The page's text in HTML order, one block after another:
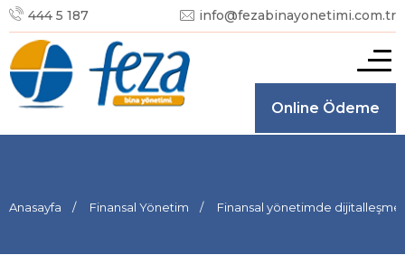
444 5 187 info@fezabinayonetimi.com.tr
Online Ödeme
Anasayfa Finansal Yönetim Finansal yönetimde dijitalleşme